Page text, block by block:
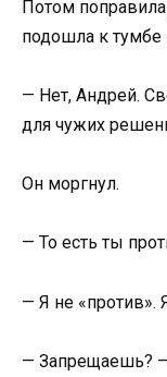
Потом
подошла к тумбе
— Нет, Андрей.
для чужих
Он моргнул.
— То есть ты
— Я не «против».
— Запрещаешь?